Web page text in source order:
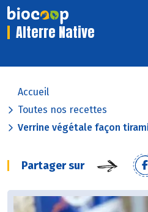
Alterre Native
Accueil
Toutes nos recettes
Verrine végétale façon
Partager sur